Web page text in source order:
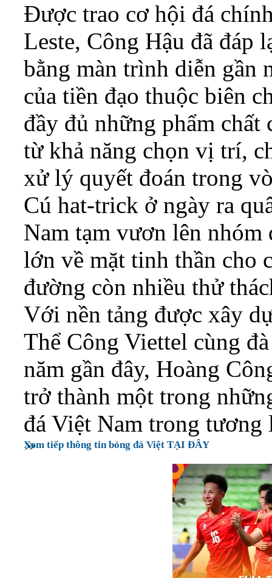
Được trao cơ hội đá
Leste, Công Hậu đã đáp
bằng màn trình diễn gần
của tiền đạo thuộc biên
đầy đủ những phẩm
từ khả năng chọn vị trí,
xử lý quyết đoán trong
Cú hat-trick ở ngày ra
Nam tạm vươn lên nhóm
lớn về mặt tinh thần cho
đường còn nhiều thử
Với nền tảng được xây
Thể Công Viettel cùng
năm gần đây, Hoàng
trở thành một trong
đá Việt Nam trong tương
Xem tiếp thông tin bóng đá Việt TẠI ĐÂY